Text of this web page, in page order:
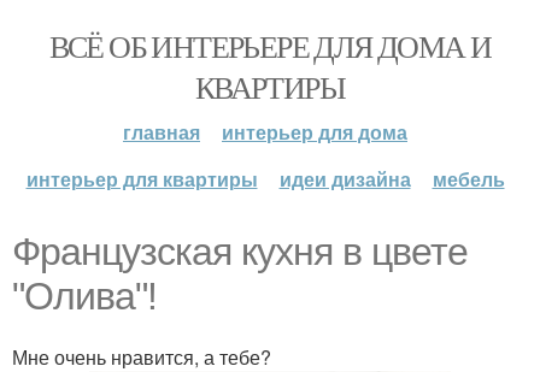
ВСЁ ОБ ИНТЕРЬЕРЕ ДЛЯ ДОМА И
КВАРТИРЫ
главная
интерьер для дома
интерьер для квартиры
идеи дизайна мебель
Французская кухня в цвете
"Олива"!
Мне очень нравится, а тебе?